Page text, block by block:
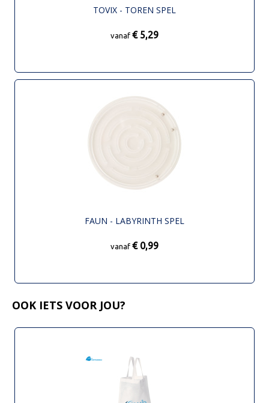
TOVIX - TOREN SPEL
vanaf € 5,29
FAUN - LABYRINTH SPEL
vanaf € 0,99
OOK IETS VOOR JOU?